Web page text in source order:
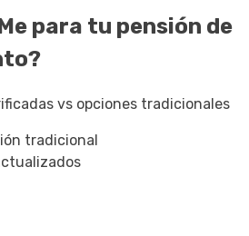
para tu pensión de
vs opciones tradicionales
tradicional